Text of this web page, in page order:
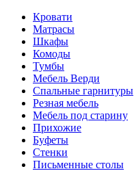
Кровати
Матрасы
Шкафы
Комоды
Тумбы
Мебель Верди
Спальные гарнитуры
Резная мебель
Мебель под старину
Прихожие
Буфеты
Стенки
Письменные столы